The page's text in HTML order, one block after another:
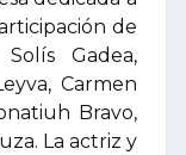
de
Gadea,
Carmen
Bravo,
La actriz y